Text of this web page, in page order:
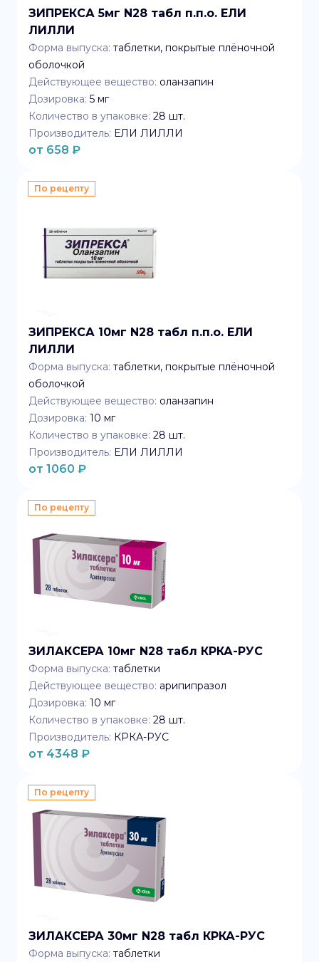
ЗИПРЕКСА 5мг N28 табл п.п.о. ЕЛИ
ЛИЛЛИ
Форма выпуска: таблетки, покрытые плёночной
оболочкой
Действующее вещество: оланзапин
Дозировка: 5 мг
Количество в упаковке: 28 шт.
Производитель: ЕЛИ ЛИЛЛИ
от 658 ₽
По рецепту
ЗИПРЕКСА 10мг N28 табл п.п.о. ЕЛИ
ЛИЛЛИ
Форма выпуска: таблетки, покрытые плёночной
оболочкой
Действующее вещество: оланзапин
Дозировка: 10 мг
Количество в упаковке: 28 шт.
Производитель: ЕЛИ ЛИЛЛИ
от 1060 ₽
По рецепту
ЗИЛАКСЕРА 10мг N28 табл КРКА-РУС
Форма выпуска: таблетки
Действующее вещество: арипипразол
Дозировка: 10 мг
Количество в упаковке: 28 шт.
Производитель: КРКА-РУС
от 4348 ₽
По рецепту
ЗИЛАКСЕРА 30мг N28 табл КРКА-РУС
Форма выпуска: таблетки